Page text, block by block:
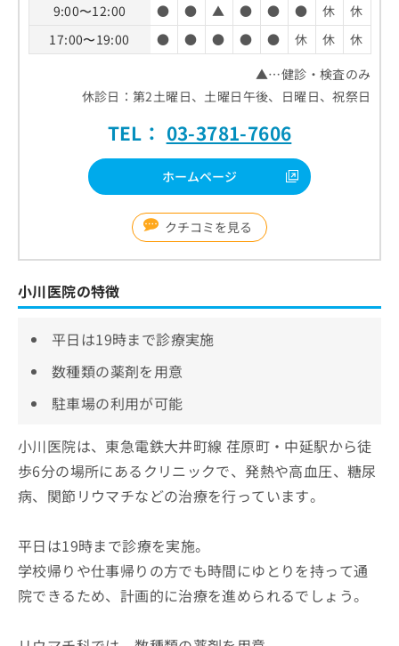
9:00〜12:00
● ● ▲ ● ● ● 休
休
17:00〜19:00
● ● ● ● ● 休 休
休
▲…健診・検査のみ
休診日：第2土曜日、土曜日午後、日曜日、祝祭日
TEL： 03-3781-7606
ホームページ
クチコミを見る
小川医院の特徴
平日は19時まで診療実施
数種類の薬剤を用意
駐車場の利用が可能
小川医院は、東急電鉄大井町線 荏原町・中延駅から徒
歩6分の場所にあるクリニックで、発熱や高血圧、糖尿
病、関節リウマチなどの治療を行っています。
平日は19時まで診療を実施。
学校帰りや仕事帰りの方でも時間にゆとりを持って通
院できるため、計画的に治療を進められるでしょう。